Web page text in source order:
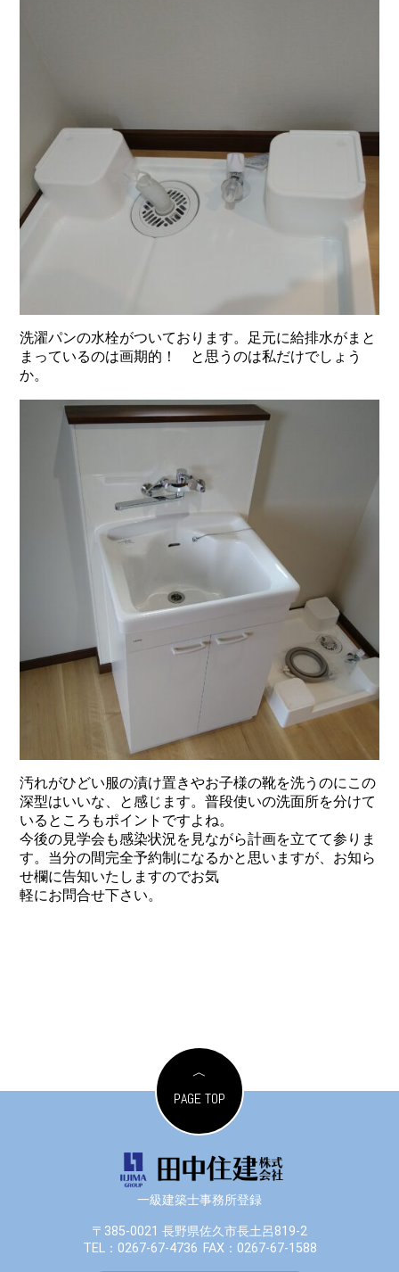
洗濯パンの水栓がついております。足元に給排水がまと
まっているのは画期的！ と思うのは私だけでしょう
か。
汚れがひどい服の漬け置きやお子様の靴を洗うのにこの
深型はいいな、と感じます。普段使いの洗面所を分けて
いるところもポイントですよね。
今後の見学会も感染状況を見ながら計画を立てて参りま
す。当分の間完全予約制になるかと思いますが、お知ら
せ欄に告知いたしますのでお気
軽にお問合せ下さい。
PAGE TOP
一級建築士事務所登録
〒385-0021 長野県佐久市長土呂819-2
TEL：0267-67-4736 FAX：0267-67-1588